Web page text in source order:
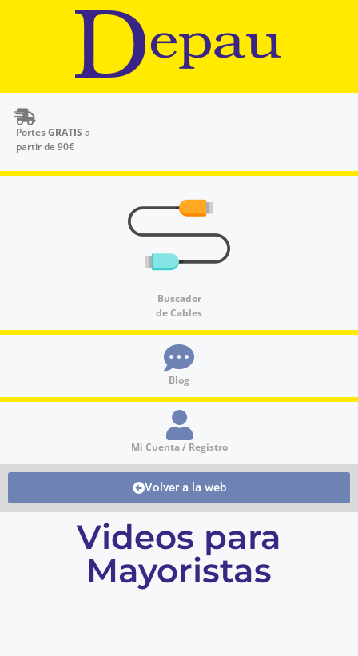
PortesGRATIS a
partir de 90€
Buscador
de Cables
Blog
Mi Cuenta / Registro
Volver a la web
Videos para
Mayoristas